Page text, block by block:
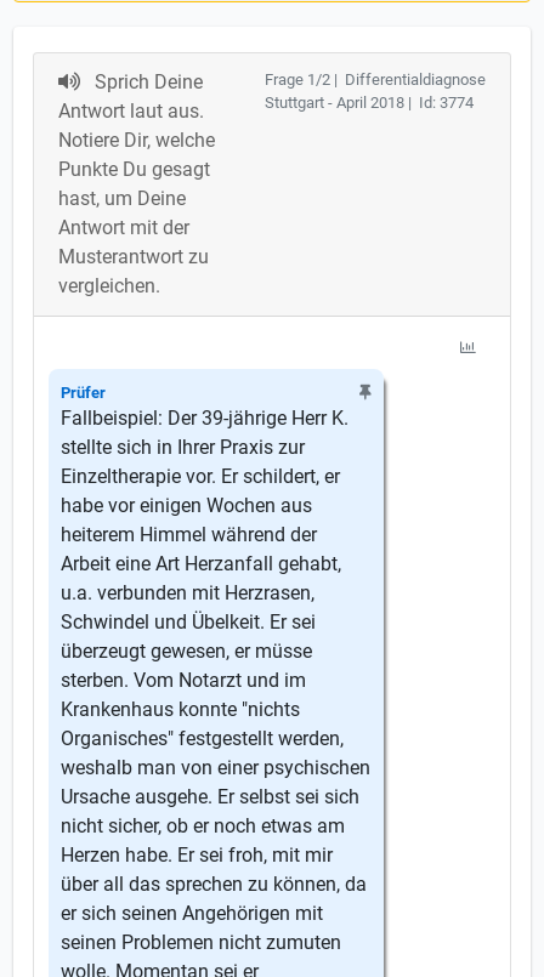
Sprich Deine
Antwort laut aus.
Notiere Dir, welche
Punkte Du gesagt
hast, um Deine
Antwort mit der
Musterantwort zu
vergleichen.
Frage 1/2 | Differentialdiagnose
Stuttgart - April 2018 | Id: 3774
Prüfer
Fallbeispiel: Der 39-jährige Herr K.
stellte sich in Ihrer Praxis zur
Einzeltherapie vor. Er schildert, er
habe vor einigen Wochen aus
heiterem Himmel während der
Arbeit eine Art Herzanfall gehabt,
u.a. verbunden mit Herzrasen,
Schwindel und Übelkeit. Er sei
überzeugt gewesen, er müsse
sterben. Vom Notarzt und im
Krankenhaus konnte "nichts
Organisches" festgestellt werden,
weshalb man von einer psychischen
Ursache ausgehe. Er selbst sei sich
nicht sicher, ob er noch etwas am
Herzen habe. Er sei froh, mit mir
über all das sprechen zu können, da
er sich seinen Angehörigen mit
seinen Problemen nicht zumuten
wolle. Momentan sei er